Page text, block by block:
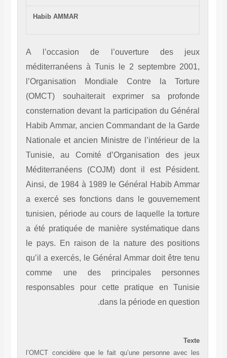
Habib AMMAR
A l’occasion de l’ouverture des
méditerranéens à Tunis le 2 septembre
l’Organisation Mondiale Contre la
(OMCT) souhaiterait exprimer sa
consternation devant la participation du
Habib Ammar, ancien Commandant de la
Nationale et ancien Ministre de l’intérieur
Tunisie, au Comité d’Organisation des
Méditerranéens (COJM) dont il est
Ainsi, de 1984 à 1989 le Général Habib
a exercé ses fonctions dans le
tunisien, période au cours de laquelle la
a été pratiquée de manière systématique
le pays. En raison de la nature des
qu’il a exercés, le Général Ammar doit être
comme une des principales
responsables pour cette pratique en
dans la période en
l’OMCT concidère que le fait qu’une personne